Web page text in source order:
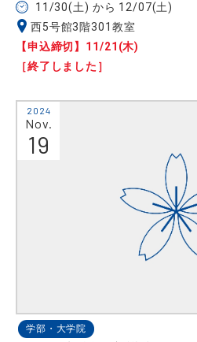
11/30(土) から 12/07(土)
西5号館3階301教室
【申込締切】11/21(木)
［終了しました］
2024
Nov.
19
学部・大学院